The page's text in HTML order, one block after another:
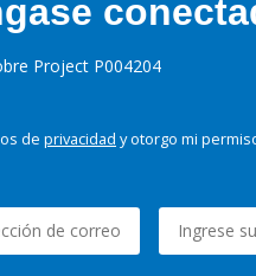
Project P004204
de privacidad y otorgo mi